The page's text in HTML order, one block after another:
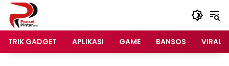
Langsung
konten
TRIK GADGET
APLIKASI GAME BANSOS VIRAL